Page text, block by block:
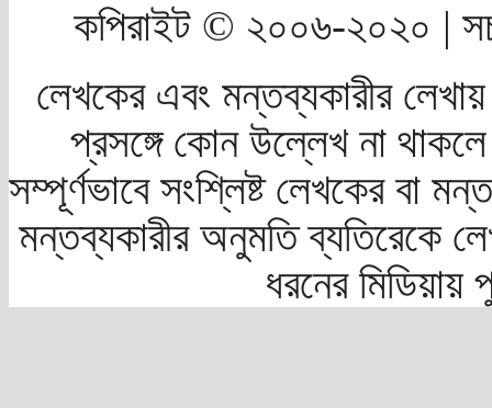
কপিরাইট © ২০০৬-২০২০ |
লেখকের এবং মন্তব্যকারীর
প্রসঙ্গে কোন উল্লেখ না
সম্পূর্ণভাবে সংশ্লিষ্ট লেখকের বা
মন্তব্যকারীর অনুমতি ব্যতিরেকে
ধরনের মিডিয়ায়